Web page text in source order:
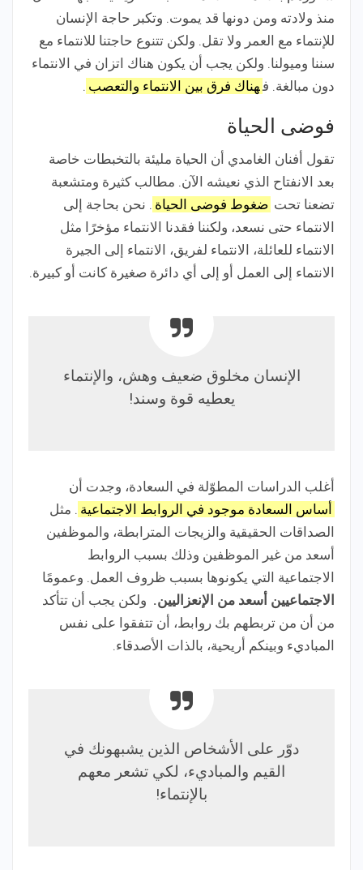
منذ ولادته ومن دونها قد يموت. وتكبر حاجة الإنسان
للإنتماء مع العمر ولا تقل. ولكن تتنوع حاجتنا للانتماء مع
سننا وميولنا. ولكن يجب أن يكون هناك اتزان في الانتماء
دون مبالغة. فهناك فرق بين الانتماء والتعصب .
فوضى الحياة
تقول أفنان الغامدي أن الحياة مليئة بالتخبطات خاصة
بعد الانفتاح الذي نعيشه الآن. مطالب كثيرة ومتشعبة
تضعنا تحت ضغوط فوضى الحياة . نحن بحاجة إلى
الانتماء حتى نسعد، ولكننا فقدنا الانتماء مؤخرًا مثل
الانتماء للعائلة، الانتماء لفريق، الانتماء إلى الجيرة
الانتماء إلى العمل أو إلى أي دائرة صغيرة كانت أو كبيرة.
الإنسان مخلوق ضعيف وهش، والإنتماء
يعطيه قوة وسند!
أغلب الدراسات المطوّلة في السعادة، وجدت أن
أساس السعادة موجود في الروابط الاجتماعية . مثل
الصداقات الحقيقية والزيجات المترابطة، والموظفين
أسعد من غير الموظفين وذلك بسبب الروابط
الاجتماعية التي يكونوها بسبب ظروف العمل. وعمومًا
الاجتماعيين أسعد من الإنعزاليين. ولكن يجب أن تتأكد
من أن من تربطهم بك روابط، أن تتفقوا على نفس
المباديء وبينكم أريحية، بالذات الأصدقاء.
دوّر على الأشخاص الذين يشبهونك في
القيم والمباديء، لكي تشعر معهم
بالإنتماء!